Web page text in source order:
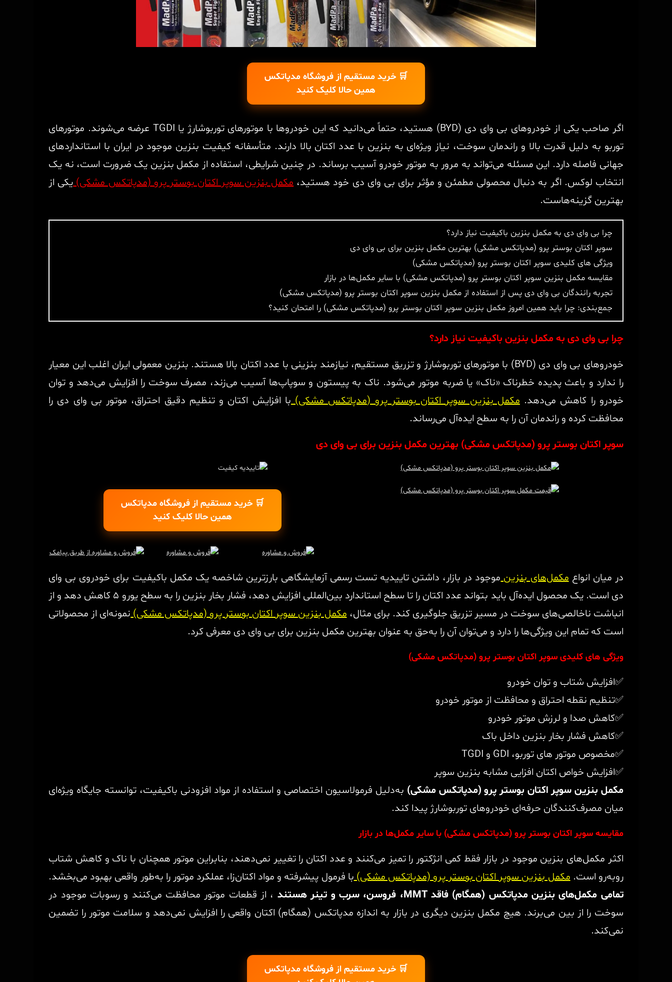
🛒 خرید مستقیم از فروشگاه مدپاتکس
همین حالا کلیک کنید
اگر صاحب یکی از خودروهای بی وای دی (BYD) هستید، حتماً می‌دانید که این خودروها با موتورهای توربوشارژ یا TGDI عرضه می‌شوند. موتورهای
توربو به دلیل قدرت بالا و راندمان سوخت، نیاز ویژه‌ای به بنزین با عدد اکتان بالا دارند. متأسفانه کیفیت بنزین موجود در ایران با استانداردهای
جهانی فاصله دارد. این مسئله می‌تواند به مرور به موتور خودرو آسیب برساند. در چنین شرایطی، استفاده از مکمل بنزین یک ضرورت است، نه یک
انتخاب لوکس. اگر به دنبال محصولی مطمئن و مؤثر برای بی وای دی خود هستید،مکمل بنزین سوپر اکتان بوستر پرو (مدپاتکس مشکی)یکی از
بهترین گزینه‌هاست.
چرا بی وای دی به مکمل بنزین باکیفیت نیاز دارد؟
سوپر اکتان بوستر پرو (مدپاتکس مشکی) بهترین مکمل بنزین برای بی وای دی
ویژگی های کلیدی سوپر اکتان بوستر پرو (مدپاتکس مشکی)
مقایسه مکمل بنزین سوپر اکتان بوستر پرو (مدپاتکس مشکی) با سایر مکمل‌ها در بازار
تجربه رانندگان بی وای دی پس از استفاده از مکمل بنزین سوپر اکتان بوستر پرو (مدپاتکس مشکی)
جمع‌بندی: چرا باید همین امروز مکمل بنزین سوپر اکتان بوستر پرو (مدپاتکس مشکی) را امتحان کنید؟
چرا بی وای دی به مکمل بنزین باکیفیت نیاز دارد؟
خودروهای بی وای دی (BYD) با موتورهای توربوشارژ و تزریق مستقیم، نیازمند بنزینی با عدد اکتان بالا هستند. بنزین معمولی ایران اغلب این معیار
را ندارد و باعث پدیده خطرناک «ناک» یا ضربه موتور می‌شود. ناک به پیستون و سوپاپ‌ها آسیب می‌زند، مصرف سوخت را افزایش می‌دهد و توان
خودرو را کاهش می‌دهد.مکمل بنزین سوپر اکتان بوستر پرو (مدپاتکس مشکی)با افزایش اکتان و تنظیم دقیق احتراق، موتور بی وای دی را
محافظت کرده و راندمان آن را به سطح ایده‌آل می‌رساند.
سوپر اکتان بوستر پرو (مدپاتکس مشکی) بهترین مکمل بنزین برای بی وای دی
🛒 خرید مستقیم از فروشگاه مدپاتکس
همین حالا کلیک کنید
در میان انواعمکمل‌های بنزینموجود در بازار، داشتن تاییدیه تست رسمی آزمایشگاهی بارزترین شاخصه یک مکمل باکیفیت برای خودروی بی وای
دی است. یک محصول ایده‌آل باید بتواند عدد اکتان را تا سطح استاندارد بین‌المللی افزایش دهد، فشار بخار بنزین را به سطح یورو ۵ کاهش دهد و از
انباشت ناخالصی‌های سوخت در مسیر تزریق جلوگیری کند. برای مثال،مکمل بنزین سوپر اکتان بوستر پرو (مدپاتکس مشکی)نمونه‌ای از محصولاتی
است که تمام این ویژگی‌ها را دارد و می‌توان آن را به‌حق به عنوان بهترین مکمل بنزین برای بی وای دی معرفی کرد.
ویژگی های کلیدی سوپر اکتان بوستر پرو (مدپاتکس مشکی)
✅افزایش شتاب و توان خودرو
✅تنظیم نقطه احتراق و محافظت از موتور خودرو
✅کاهش صدا و لرزش موتور خودرو
✅کاهش فشار بخار بنزین داخل باک
✅مخصوص موتور های توربو، GDI و TGDI
✅افزایش خواص اکتان افزایی مشابه بنزین سوپر
مکمل بنزین سوپر اکتان بوستر پرو (مدپاتکس مشکی) به‌دلیل فرمولاسیون اختصاصی و استفاده از مواد افزودنی باکیفیت، توانسته جایگاه ویژه‌ای
میان مصرف‌کنندگان حرفه‌ای خودروهای توربوشارژ پیدا کند.
مقایسه سوپر اکتان بوستر پرو (مدپاتکس مشکی) با سایر مکمل‌ها در بازار
اکثر مکمل‌های بنزین موجود در بازار فقط کمی انژکتور را تمیز می‌کنند و عدد اکتان را تغییر نمی‌دهند، بنابراین موتور همچنان با ناک و کاهش شتاب
روبه‌رو است.مکمل بنزین سوپر اکتان بوستر پرو (مدپاتکس مشکی)با فرمول پیشرفته و مواد اکتان‌زا، عملکرد موتور را به‌طور واقعی بهبود می‌بخشد.
تمامی مکمل‌های بنزین مدپاتکس (همگام) فاقد MMT، فروسن، سرب و تینر هستند
، از قطعات موتور محافظت می‌کنند و رسوبات موجود در
سوخت را از بین می‌برند. هیچ مکمل بنزین دیگری در بازار به اندازه مدپاتکس (همگام) اکتان واقعی را افزایش نمی‌دهد و سلامت موتور را تضمین
نمی‌کند.
🛒 خرید مستقیم از فروشگاه مدپاتکس